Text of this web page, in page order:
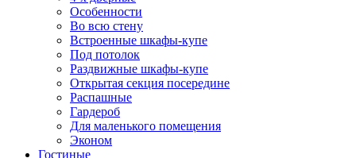
Особенности
Во всю стену
Встроенные шкафы-купе
Под потолок
Раздвижные шкафы-купе
Открытая секция посередине
Распашные
Гардероб
Для маленького помещения
Эконом
Гостиные